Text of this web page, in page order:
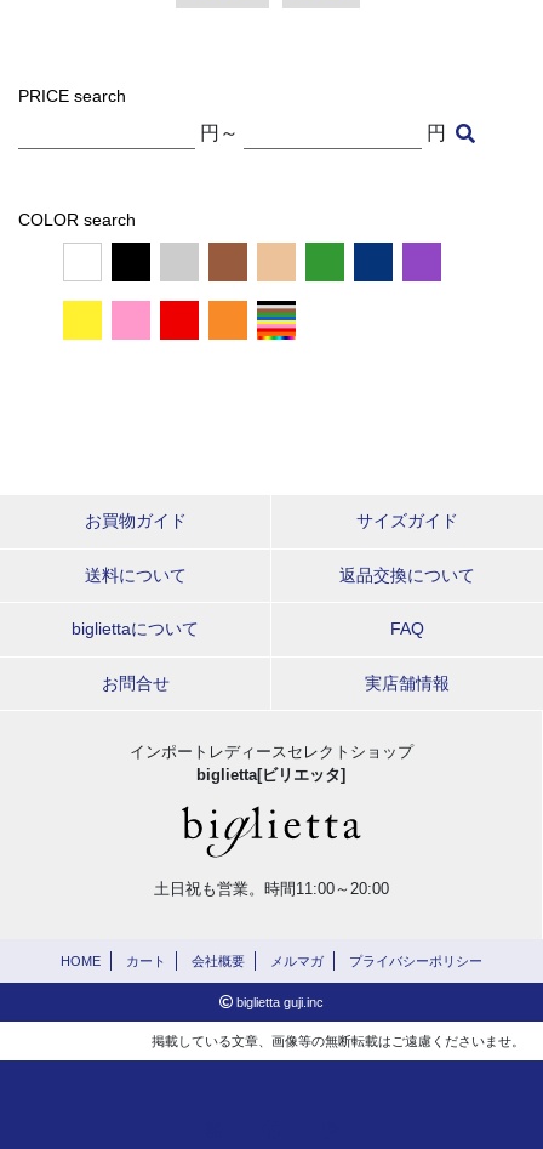
PRICE search
円～ 円
COLOR search
お買物ガイド サイズガイド
送料について 返品交換について
bigliettaについて FAQ
お問合せ 実店舗情報
インポートレディースセレクトショップ
biglietta[ビリエッタ]
土日祝も営業。時間11:00～20:00
HOME カート 会社概要 メルマガ プライバシーポリシー
biglietta guji.inc
掲載している文章、画像等の無断転載はご遠慮くださいませ。